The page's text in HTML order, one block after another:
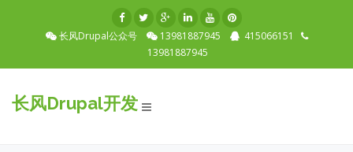
长风Drupal公众号 13981887945
415066151
13981887945
长风Drupal开发 Toggle